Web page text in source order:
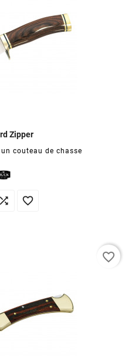
Zipper
un couteau de chasse
 
favorite_border